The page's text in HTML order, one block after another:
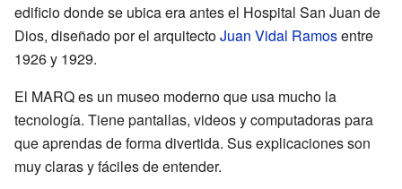
edificio donde se ubica era antes el Hospital San Juan de
Dios, diseñado por el arquitectoJuan Vidal Ramosentre
1926 y 1929.
El MARQ es un museo moderno que usa mucho la
tecnología. Tiene pantallas, videos y computadoras para
que aprendas de forma divertida. Sus explicaciones son
muy claras y fáciles de entender.